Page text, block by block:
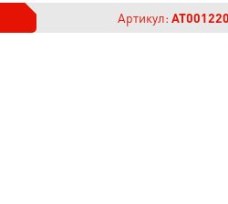
Артикул: